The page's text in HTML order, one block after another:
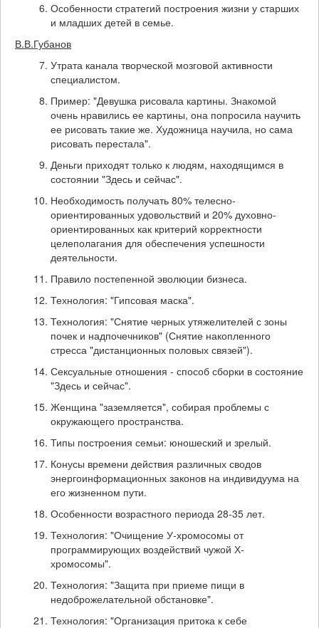
Особенности стратегий построения жизни у старших
и младших детей в семье.
В.В.Губанов
Утрата канала творческой мозговой активности
специалистом.
Пример: "Девушка рисовала картины. Знакомой
очень нравились ее картины, она попросила научить
ее рисовать такие же. Художница научила, но сама
рисовать перестала".
Деньги приходят только к людям, находящимся в
состоянии "Здесь и сейчас".
Необходимость получать 80% телесно-
ориентированных удовольствий и 20% духовно-
ориентированных как критерий корректности
целеполагания для обеспечения успешности
деятельности.
Правило постепенной эволюции бизнеса.
Технология: "Гипсовая маска".
Технология: "Снятие черных утяжелителей с зоны
почек и надпочечников" (Снятие накопленного
стресса "дистанционных половых связей").
Сексуальные отношения - способ сборки в состояние
"Здесь и сейчас".
Женщина "заземляется", собирая проблемы с
окружающего пространства.
Типы построения семьи: юношеский и зрелый.
Конусы времени действия различных сводов
энергоинформационных законов на индивидуума на
его жизненном пути.
Особенности возрастного периода 28-35 лет.
Технология: "Очищение У-хромосомы от
программирующих воздействий чужой Х-
хромосомы".
Технология: "Защита при приеме пищи в
недоброжелательной обстановке".
Технология: "Организация притока к себе